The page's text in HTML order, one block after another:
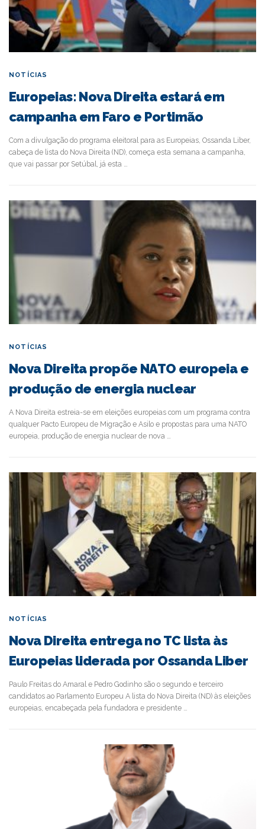
NOTÍCIAS
Europeias: Nova Direita estará em
campanha em Faro e Portimão
Com a divulgação do programa eleitoral para as Europeias, Ossanda Liber,
cabeça de lista do Nova Direita (ND), começa esta semana a campanha,
que vai passar por Setúbal, já esta …
NOTÍCIAS
Nova Direita propõe NATO europeia e
produção de energia nuclear
A Nova Direita estreia-se em eleições europeias com um programa contra
qualquer Pacto Europeu de Migração e Asilo e propostas para uma NATO
europeia, produção de energia nuclear de nova …
NOTÍCIAS
Nova Direita entrega no TC lista às
Europeias liderada por Ossanda Liber
Paulo Freitas do Amaral e Pedro Godinho são o segundo e terceiro
candidatos ao Parlamento Europeu A lista do Nova Direita (ND) às eleições
europeias, encabeçada pela fundadora e presidente …